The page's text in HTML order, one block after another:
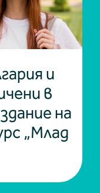
и
в
на
„Млад